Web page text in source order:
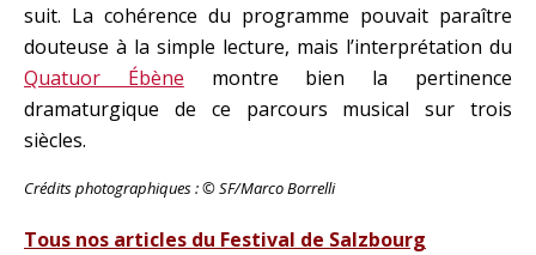
suit. La cohérence du programme pouvait paraître
douteuse à la simple lecture, mais l’interprétation du
Quatuor Ébène montre bien la pertinence
dramaturgique de ce parcours musical sur trois
siècles.
Crédits photographiques :© SF/Marco Borrelli
Tous nos articles du Festival de Salzbourg